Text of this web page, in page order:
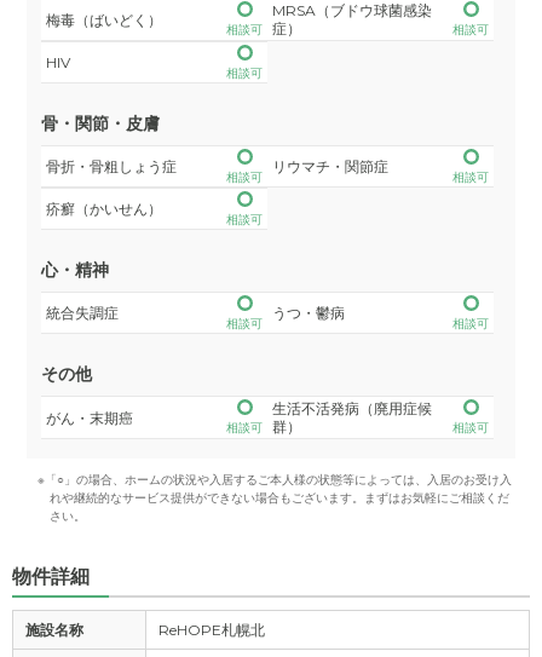
梅毒（ばいどく）
相談可
MRSA（ブドウ球菌感染
症）
相談可
HIV
相談可
骨・関節・皮膚
骨折・骨粗しょう症
相談可
リウマチ・関節症
相談可
疥癬（かいせん）
相談可
心・精神
統合失調症
相談可
うつ・鬱病
相談可
その他
がん・末期癌
相談可
生活不活発病（廃用症候
群）
相談可
※「○」の場合、ホームの状況や入居するご本人様の状態等によっては、入居のお受け入
れや継続的なサービス提供ができない場合もございます。まずはお気軽にご相談くだ
さい。
物件詳細
施設名称 ReHOPE札幌北